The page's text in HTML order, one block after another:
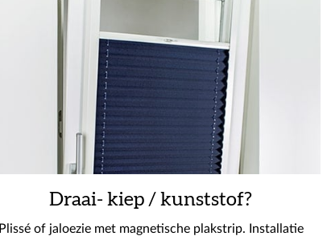
Draai- kiep / kunststof?
Plissé of jaloezie met magnetische plakstrip. Installatie